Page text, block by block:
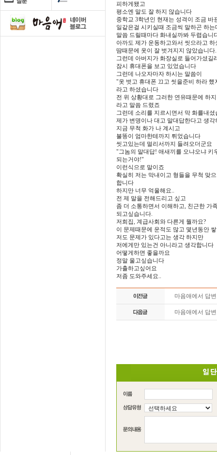
피하게됐고
평소엔 말도 잘 하지 않습니다
중학교 3학년인 현재는 성격이 조금 바
일같은걸 시키실때 조금씩 말하곤 하는
말씀 드릴때마다 화내실까봐 두렵습니
아까도 제가 운동하고와서 씻으라고 하
땀때문에 옷이 잘 벗겨지지 않았습니다.
그런데 아버지가 화장실로 들어가셨길
잠시 휴대폰을 보고 있었습니다
그런데 나오자마자 하시는 말씀이
"옷 벗고 휴대폰 끄고 씻을준비 하라 했
라고 하셨습니다
전 위 상황대로 그러한 연유때문에 하
라고 말씀 드렸죠
그런데 소리를 지르시면서 막 화를내셨
제가 변명이나 대고 말대답한다고 생각
지금 무척 화가 나 계시고
불똥이 엄마한테까지 튀었습니다
씻고있는데 멀리서까지 들려오더군요
"그놈의 말대답! 애새끼를 오냐오냐 키
되는거야!"
이런식으로 말이죠
확실히 저는 막내이고 형들을 무척 맞
합니다
하지만 너무 억울해요..
전 제 말을 전해드리고 싶고
좀 더 소통하면서 이해하고, 친근한 가
되고싶습니다.
저희집, 계급사회와 다른게 뭘까요?
이 문제때문에 운적도 많고 몇년동안
저도 문제가 있다고는 생각 하지만
저에게만 있는건 아니라고 생각합니다
어떻게하면 좋을까요
정말 울고싶습니다
가출하고싶어요
저좀 도와주세요..
마음애에서 답
마음애에서 답